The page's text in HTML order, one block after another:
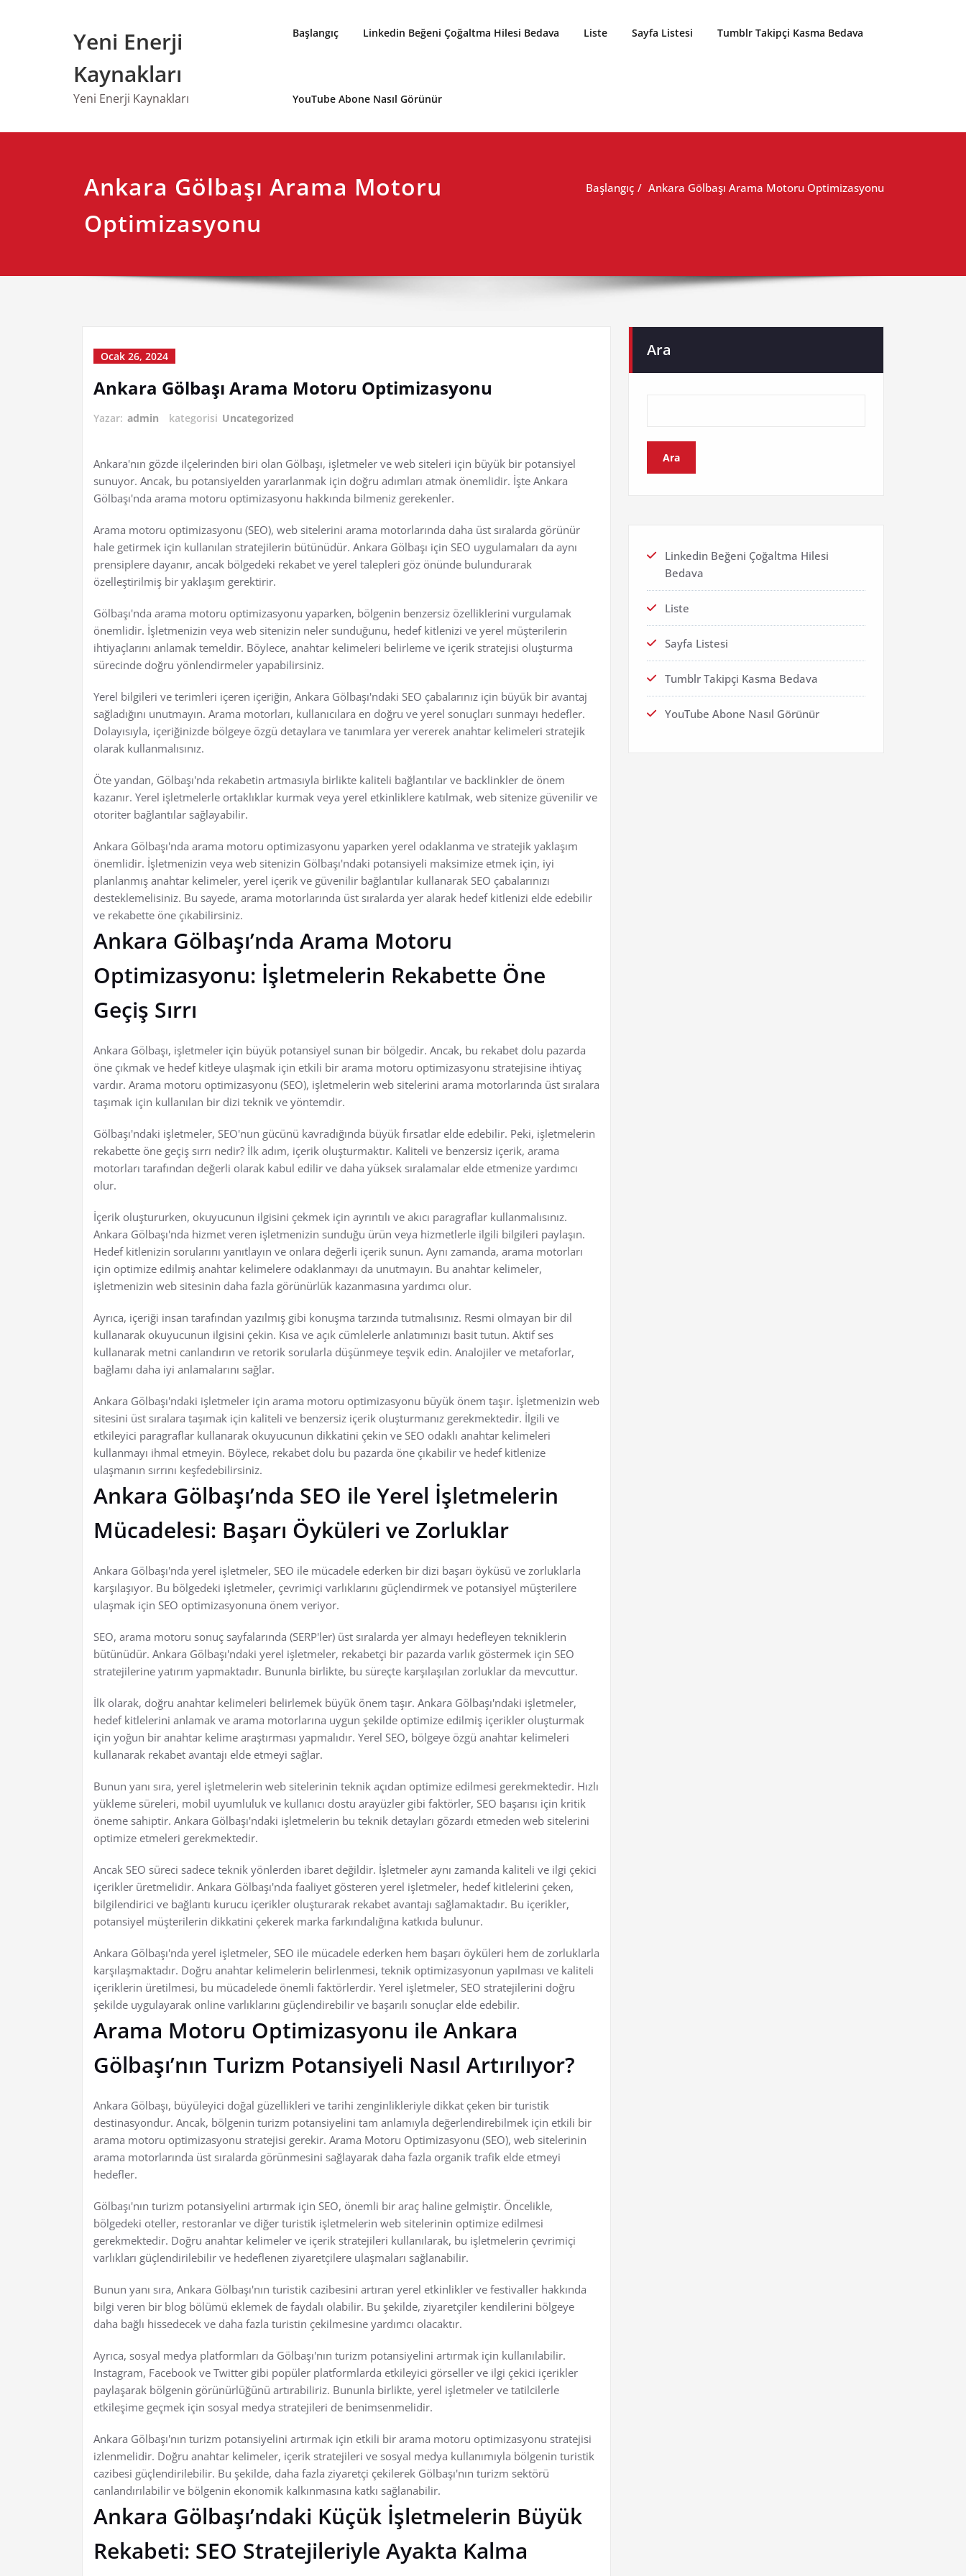
Yeni Enerji
Kaynakları
Yeni Enerji Kaynakları
Başlangıç Linkedin Beğeni Çoğaltma Hilesi Bedava Liste Sayfa Listesi Tumblr Takipçi Kasma Bedava
YouTube Abone Nasıl Görünür
Ankara Gölbaşı Arama Motoru
Optimizasyonu
Başlangıç Ankara Gölbaşı Arama Motoru Optimizasyonu
Ocak 26, 2024
Ankara Gölbaşı Arama Motoru Optimizasyonu
Yazar: admin kategorisi Uncategorized
Ankara'nın gözde ilçelerinden biri olan Gölbaşı, işletmeler ve web siteleri için büyük bir potansiyel
sunuyor. Ancak, bu potansiyelden yararlanmak için doğru adımları atmak önemlidir. İşte Ankara
Gölbaşı'nda arama motoru optimizasyonu hakkında bilmeniz gerekenler.
Arama motoru optimizasyonu (SEO), web sitelerini arama motorlarında daha üst sıralarda görünür
hale getirmek için kullanılan stratejilerin bütünüdür. Ankara Gölbaşı için SEO uygulamaları da aynı
prensiplere dayanır, ancak bölgedeki rekabet ve yerel talepleri göz önünde bulundurarak
özelleştirilmiş bir yaklaşım gerektirir.
Gölbaşı'nda arama motoru optimizasyonu yaparken, bölgenin benzersiz özelliklerini vurgulamak
önemlidir. İşletmenizin veya web sitenizin neler sunduğunu, hedef kitlenizi ve yerel müşterilerin
ihtiyaçlarını anlamak temeldir. Böylece, anahtar kelimeleri belirleme ve içerik stratejisi oluşturma
sürecinde doğru yönlendirmeler yapabilirsiniz.
Yerel bilgileri ve terimleri içeren içeriğin, Ankara Gölbaşı'ndaki SEO çabalarınız için büyük bir avantaj
sağladığını unutmayın. Arama motorları, kullanıcılara en doğru ve yerel sonuçları sunmayı hedefler.
Dolayısıyla, içeriğinizde bölgeye özgü detaylara ve tanımlara yer vererek anahtar kelimeleri stratejik
olarak kullanmalısınız.
Öte yandan, Gölbaşı'nda rekabetin artmasıyla birlikte kaliteli bağlantılar ve backlinkler de önem
kazanır. Yerel işletmelerle ortaklıklar kurmak veya yerel etkinliklere katılmak, web sitenize güvenilir ve
otoriter bağlantılar sağlayabilir.
Ankara Gölbaşı'nda arama motoru optimizasyonu yaparken yerel odaklanma ve stratejik yaklaşım
önemlidir. İşletmenizin veya web sitenizin Gölbaşı'ndaki potansiyeli maksimize etmek için, iyi
planlanmış anahtar kelimeler, yerel içerik ve güvenilir bağlantılar kullanarak SEO çabalarınızı
desteklemelisiniz. Bu sayede, arama motorlarında üst sıralarda yer alarak hedef kitlenizi elde edebilir
ve rekabette öne çıkabilirsiniz.
Ankara Gölbaşı’nda Arama Motoru
Optimizasyonu: İşletmelerin Rekabette Öne
Geçiş Sırrı
Ankara Gölbaşı, işletmeler için büyük potansiyel sunan bir bölgedir. Ancak, bu rekabet dolu pazarda
öne çıkmak ve hedef kitleye ulaşmak için etkili bir arama motoru optimizasyonu stratejisine ihtiyaç
vardır. Arama motoru optimizasyonu (SEO), işletmelerin web sitelerini arama motorlarında üst sıralara
taşımak için kullanılan bir dizi teknik ve yöntemdir.
Gölbaşı'ndaki işletmeler, SEO'nun gücünü kavradığında büyük fırsatlar elde edebilir. Peki, işletmelerin
rekabette öne geçiş sırrı nedir? İlk adım, içerik oluşturmaktır. Kaliteli ve benzersiz içerik, arama
motorları tarafından değerli olarak kabul edilir ve daha yüksek sıralamalar elde etmenize yardımcı
olur.
İçerik oluştururken, okuyucunun ilgisini çekmek için ayrıntılı ve akıcı paragraflar kullanmalısınız.
Ankara Gölbaşı'nda hizmet veren işletmenizin sunduğu ürün veya hizmetlerle ilgili bilgileri paylaşın.
Hedef kitlenizin sorularını yanıtlayın ve onlara değerli içerik sunun. Aynı zamanda, arama motorları
için optimize edilmiş anahtar kelimelere odaklanmayı da unutmayın. Bu anahtar kelimeler,
işletmenizin web sitesinin daha fazla görünürlük kazanmasına yardımcı olur.
Ayrıca, içeriği insan tarafından yazılmış gibi konuşma tarzında tutmalısınız. Resmi olmayan bir dil
kullanarak okuyucunun ilgisini çekin. Kısa ve açık cümlelerle anlatımınızı basit tutun. Aktif ses
kullanarak metni canlandırın ve retorik sorularla düşünmeye teşvik edin. Analojiler ve metaforlar,
bağlamı daha iyi anlamalarını sağlar.
Ankara Gölbaşı'ndaki işletmeler için arama motoru optimizasyonu büyük önem taşır. İşletmenizin web
sitesini üst sıralara taşımak için kaliteli ve benzersiz içerik oluşturmanız gerekmektedir. İlgili ve
etkileyici paragraflar kullanarak okuyucunun dikkatini çekin ve SEO odaklı anahtar kelimeleri
kullanmayı ihmal etmeyin. Böylece, rekabet dolu bu pazarda öne çıkabilir ve hedef kitlenize
ulaşmanın sırrını keşfedebilirsiniz.
Ankara Gölbaşı’nda SEO ile Yerel İşletmelerin
Mücadelesi: Başarı Öyküleri ve Zorluklar
Ankara Gölbaşı'nda yerel işletmeler, SEO ile mücadele ederken bir dizi başarı öyküsü ve zorluklarla
karşılaşıyor. Bu bölgedeki işletmeler, çevrimiçi varlıklarını güçlendirmek ve potansiyel müşterilere
ulaşmak için SEO optimizasyonuna önem veriyor.
SEO, arama motoru sonuç sayfalarında (SERP'ler) üst sıralarda yer almayı hedefleyen tekniklerin
bütünüdür. Ankara Gölbaşı'ndaki yerel işletmeler, rekabetçi bir pazarda varlık göstermek için SEO
stratejilerine yatırım yapmaktadır. Bununla birlikte, bu süreçte karşılaşılan zorluklar da mevcuttur.
İlk olarak, doğru anahtar kelimeleri belirlemek büyük önem taşır. Ankara Gölbaşı'ndaki işletmeler,
hedef kitlelerini anlamak ve arama motorlarına uygun şekilde optimize edilmiş içerikler oluşturmak
için yoğun bir anahtar kelime araştırması yapmalıdır. Yerel SEO, bölgeye özgü anahtar kelimeleri
kullanarak rekabet avantajı elde etmeyi sağlar.
Bunun yanı sıra, yerel işletmelerin web sitelerinin teknik açıdan optimize edilmesi gerekmektedir. Hızlı
yükleme süreleri, mobil uyumluluk ve kullanıcı dostu arayüzler gibi faktörler, SEO başarısı için kritik
öneme sahiptir. Ankara Gölbaşı'ndaki işletmelerin bu teknik detayları gözardı etmeden web sitelerini
optimize etmeleri gerekmektedir.
Ancak SEO süreci sadece teknik yönlerden ibaret değildir. İşletmeler aynı zamanda kaliteli ve ilgi çekici
içerikler üretmelidir. Ankara Gölbaşı'nda faaliyet gösteren yerel işletmeler, hedef kitlelerini çeken,
bilgilendirici ve bağlantı kurucu içerikler oluşturarak rekabet avantajı sağlamaktadır. Bu içerikler,
potansiyel müşterilerin dikkatini çekerek marka farkındalığına katkıda bulunur.
Ankara Gölbaşı'nda yerel işletmeler, SEO ile mücadele ederken hem başarı öyküleri hem de zorluklarla
karşılaşmaktadır. Doğru anahtar kelimelerin belirlenmesi, teknik optimizasyonun yapılması ve kaliteli
içeriklerin üretilmesi, bu mücadelede önemli faktörlerdir. Yerel işletmeler, SEO stratejilerini doğru
şekilde uygulayarak online varlıklarını güçlendirebilir ve başarılı sonuçlar elde edebilir.
Arama Motoru Optimizasyonu ile Ankara
Gölbaşı’nın Turizm Potansiyeli Nasıl Artırılıyor?
Ankara Gölbaşı, büyüleyici doğal güzellikleri ve tarihi zenginlikleriyle dikkat çeken bir turistik
destinasyondur. Ancak, bölgenin turizm potansiyelini tam anlamıyla değerlendirebilmek için etkili bir
arama motoru optimizasyonu stratejisi gerekir. Arama Motoru Optimizasyonu (SEO), web sitelerinin
arama motorlarında üst sıralarda görünmesini sağlayarak daha fazla organik trafik elde etmeyi
hedefler.
Gölbaşı'nın turizm potansiyelini artırmak için SEO, önemli bir araç haline gelmiştir. Öncelikle,
bölgedeki oteller, restoranlar ve diğer turistik işletmelerin web sitelerinin optimize edilmesi
gerekmektedir. Doğru anahtar kelimeler ve içerik stratejileri kullanılarak, bu işletmelerin çevrimiçi
varlıkları güçlendirilebilir ve hedeflenen ziyaretçilere ulaşmaları sağlanabilir.
Bunun yanı sıra, Ankara Gölbaşı'nın turistik cazibesini artıran yerel etkinlikler ve festivaller hakkında
bilgi veren bir blog bölümü eklemek de faydalı olabilir. Bu şekilde, ziyaretçiler kendilerini bölgeye
daha bağlı hissedecek ve daha fazla turistin çekilmesine yardımcı olacaktır.
Ayrıca, sosyal medya platformları da Gölbaşı'nın turizm potansiyelini artırmak için kullanılabilir.
Instagram, Facebook ve Twitter gibi popüler platformlarda etkileyici görseller ve ilgi çekici içerikler
paylaşarak bölgenin görünürlüğünü artırabiliriz. Bununla birlikte, yerel işletmeler ve tatilcilerle
etkileşime geçmek için sosyal medya stratejileri de benimsenmelidir.
Ankara Gölbaşı'nın turizm potansiyelini artırmak için etkili bir arama motoru optimizasyonu stratejisi
izlenmelidir. Doğru anahtar kelimeler, içerik stratejileri ve sosyal medya kullanımıyla bölgenin turistik
cazibesi güçlendirilebilir. Bu şekilde, daha fazla ziyaretçi çekilerek Gölbaşı'nın turizm sektörü
canlandırılabilir ve bölgenin ekonomik kalkınmasına katkı sağlanabilir.
Ankara Gölbaşı’ndaki Küçük İşletmelerin Büyük
Rekabeti: SEO Stratejileriyle Ayakta Kalma
Ara
Ara
Linkedin Beğeni Çoğaltma Hilesi
Bedava
Liste
Sayfa Listesi
Tumblr Takipçi Kasma Bedava
YouTube Abone Nasıl Görünür